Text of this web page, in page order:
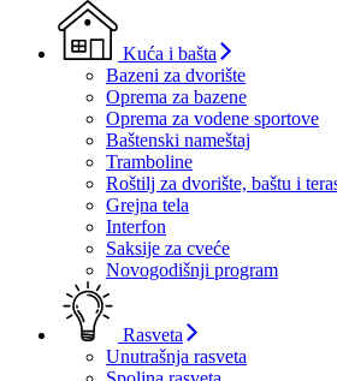
Kuća i bašta
Bazeni za dvorište
Oprema za bazene
Oprema za vodene sportove
Baštenski nameštaj
Tramboline
Roštilj za dvorište, baštu i
Grejna tela
Interfon
Saksije za cveće
Novogodišnji program
Rasveta
Unutrašnja rasveta